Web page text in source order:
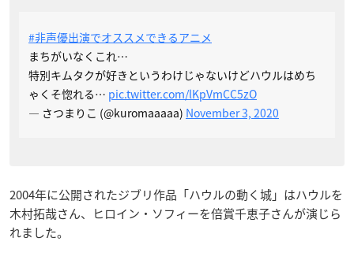
#非声優出演でオススメできるアニメ
まちがいなくこれ…
特別キムタクが好きというわけじゃないけどハウルはめち
ゃくそ惚れる… pic.twitter.com/lKpVmCC5zO
— さつまりこ (@kuromaaaaa) November 3, 2020
2004年に公開されたジブリ作品「ハウルの動く城」はハウルを
木村拓哉さん、ヒロイン・ソフィーを倍賞千恵子さんが演じら
れました。